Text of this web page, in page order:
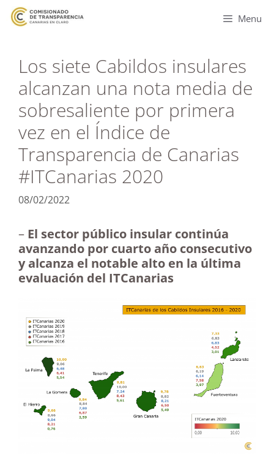
Menu
Los siete Cabildos insulares
alcanzan una nota media de
sobresaliente por primera
vez en el Índice de
Transparencia de Canarias
#ITCanarias 2020
08/02/2022
– El sector público insular continúa
avanzando por cuarto año consecutivo
y alcanza el notable alto en la última
evaluación del ITCanarias